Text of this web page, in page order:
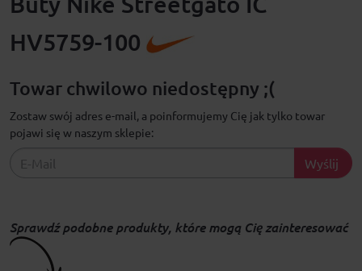
HV5759-100
Towar chwilowo niedostępny ;(
Zostaw swój adres e-mail, a poinformujemy Cię jak tylko towar
pojawi się w naszym sklepie:
Wyślij
Sprawdź podobne produkty, które mogą Cię zainteresować